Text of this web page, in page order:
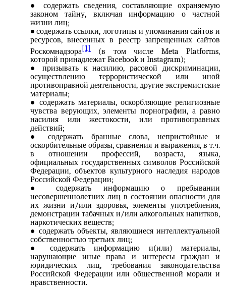
содержать сведения, составляющие охраняемую
законом тайну, включая информацию о частной
жизни лиц;
содержать ссылки, логотипы и упоминания сайтов и
ресурсов, внесенных в реестр запрещенных сайтов
Роскомнадзора[1]
(в том числе Meta Platforms,
которой принадлежат Facebook и Instagram);
призывать к насилию, расовой дискриминации,
осуществлению террористической или иной
противоправной деятельности, другие экстремистские
материалы;
содержать материалы, оскорбляющие религиозные
чувства верующих, элементы порнографии, а равно
насилия или жестокости, или противоправных
действий;
содержать бранные слова, непристойные и
оскорбительные образы, сравнения и выражения, в т.ч.
в отношении профессий, возраста, языка,
официальных государственных символов Российской
Федерации, объектов культурного наследия народов
Российской Федерации;
содержать информацию о пребывании
несовершеннолетних лиц в состоянии опасности для
их жизни и/или здоровья, элементы употребления,
демонстрации табачных и/или алкогольных напитков,
наркотических веществ;
содержать объекты, являющиеся интеллектуальной
собственностью третьих лиц;
содержать информацию и(или) материалы,
нарушающие иные права и интересы граждан и
юридических лиц, требования законодательства
Российской Федерации или общественной морали и
нравственности.